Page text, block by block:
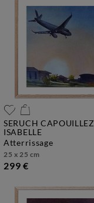
SERUCH CAPOUILLEZ
ISABELLE
atterrissage
25 x 25 cm
299 €